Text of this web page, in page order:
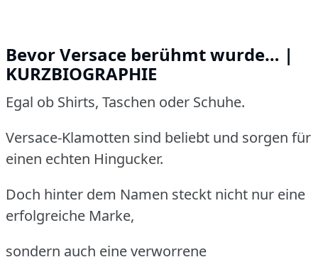
Bevor Versace berühmt wurde… |
KURZBIOGRAPHIE
Egal ob Shirts, Taschen oder Schuhe.
Versace-Klamotten sind beliebt und sorgen für
einen echten Hingucker.
Doch hinter dem Namen steckt nicht nur eine
erfolgreiche Marke,
sondern auch eine verworrene